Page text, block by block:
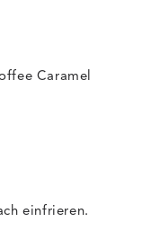
Caramel
einfrieren.